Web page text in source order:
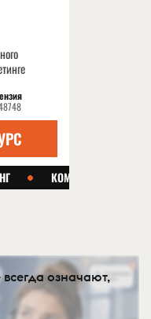
означают,